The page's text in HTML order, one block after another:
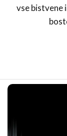
vse bistvene